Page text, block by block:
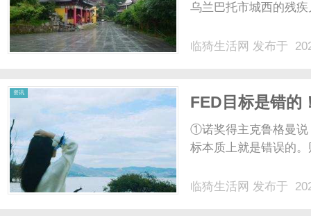
乌兰巴托市城西的残
临猗生活网 发布于
资讯
FED目标是错的
①诺奖得主克鲁格曼说
标本质上就是错误的
临猗生活网 发布于